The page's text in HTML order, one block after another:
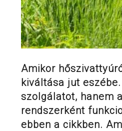
Amikor
kiváltása jut
szolgálatot, hanem
rendszerként
ebben a cikkben.